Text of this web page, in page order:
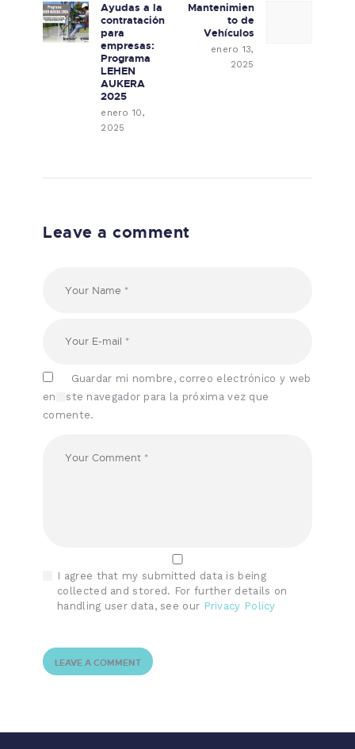
Previous post:
Ayudas a la
contratación
para
empresas:
Programa
LEHEN
AUKERA
2025
enero 10,
2025
Next post:
Mantenimien
to de
Vehículos
enero 13,
2025
Leave a comment
Guardar mi nombre, correo electrónico y web
en este navegador para la próxima vez que
comente.
I agree that my submitted data is being
collected and stored. For further details on
handling user data, see our Privacy Policy